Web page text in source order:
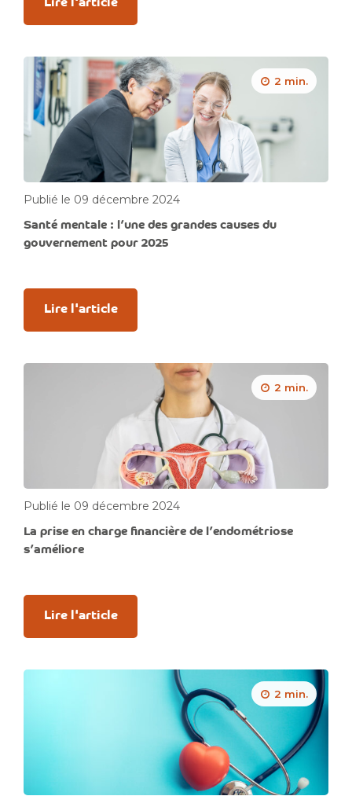
Lire l'article
2 min.
Publié le 09 décembre 2024
Santé mentale : l’une des grandes causes du
gouvernement pour 2025
Lire l'article
2 min.
Publié le 09 décembre 2024
La prise en charge financière de l’endométriose
s’améliore
Lire l'article
2 min.